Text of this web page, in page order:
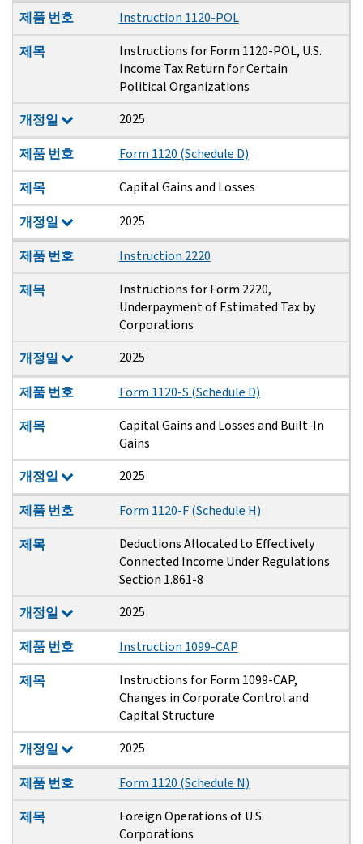
제품 번호
Instruction 1120-POL
제목
Instructions for Form 1120-POL, U.S.
Income Tax Return for Certain
Political Organizations
개정일
2025
제품 번호
Form 1120 (Schedule D)
제목
Capital Gains and Losses
개정일 2025
제품 번호
Instruction 2220
제목
Instructions for Form 2220,
Underpayment of Estimated Tax by
Corporations
개정일
2025
제품 번호
Form 1120-S (Schedule D)
제목
Capital Gains and Losses and Built-In
Gains
개정일
2025
제품 번호
Form 1120-F (Schedule H)
제목
Deductions Allocated to Effectively
Connected Income Under Regulations
Section 1.861-8
개정일
2025
제품 번호
Instruction 1099-CAP
제목
Instructions for Form 1099-CAP,
Changes in Corporate Control and
Capital Structure
개정일
2025
제품 번호
Form 1120 (Schedule N)
제목
Foreign Operations of U.S.
Corporations